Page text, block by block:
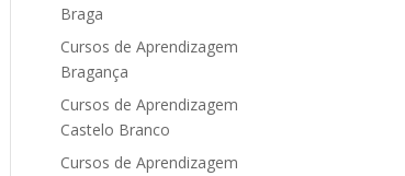
Braga
Cursos de Aprendizagem
Bragança
Cursos de Aprendizagem
Castelo Branco
Cursos de Aprendizagem